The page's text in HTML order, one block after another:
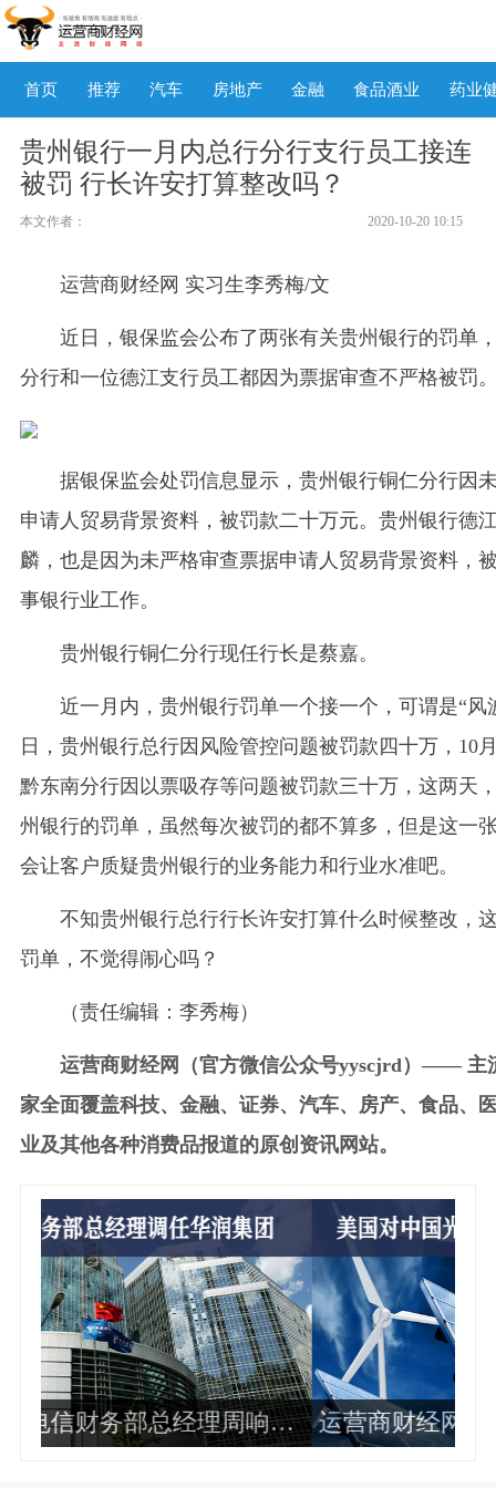
首页 推荐 汽车 房地产 金融 食品酒业 药业
贵州银行一月内总行分行支行员工接连
被罚 行长许安打算整改吗？
本文作者： 2020-10-20 10:15
运营商财经网 实习生李秀梅/文
近日，银保监会公布了两张有关贵州银行的罚单
分行和一位德江支行员工都因为票据审查不严格被罚
据银保监会处罚信息显示，贵州银行铜仁分行因
申请人贸易背景资料，被罚款二十万元。贵州银行德
麟，也是因为未严格审查票据申请人贸易背景资料，
事银行业工作。
贵州银行铜仁分行现任行长是蔡嘉。
近一月内，贵州银行罚单一个接一个，可谓是“风
日，贵州银行总行因风险管控问题被罚款四十万，10
黔东南分行因以票吸存等问题被罚款三十万，这两天
州银行的罚单，虽然每次被罚的都不算多，但是这一
会让客户质疑贵州银行的业务能力和行业水准吧。
不知贵州银行总行行长许安打算什么时候整改，
罚单，不觉得闹心吗？
（责任编辑：李秀梅）
运营商财经网（官方微信公众号yyscjrd）—— 主
家全面覆盖科技、金融、证券、汽车、房产、食品、
业及其他各种消费品报道的原创资讯网站。
华
运营商财经网康钊：美国对中国光伏